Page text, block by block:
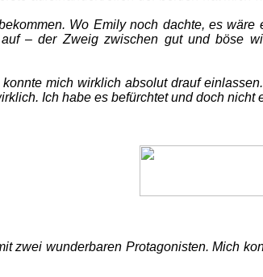
Wo Emily noch dachte, es
– der Zweig zwischen gut und böse
mich wirklich absolut drauf
Ich habe es befürchtet und doch nicht
zwei wunderbaren Protagonisten. Mich